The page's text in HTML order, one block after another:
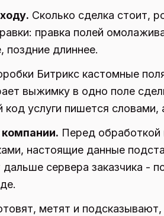
Сколько сделка стоит,
правка полей
поздние длиннее.
Битрикс кастомные
выжимку в одно поле
услуги пишется словами,
Перед обработкой
настоящие данные
сервера заказчика -
метят и